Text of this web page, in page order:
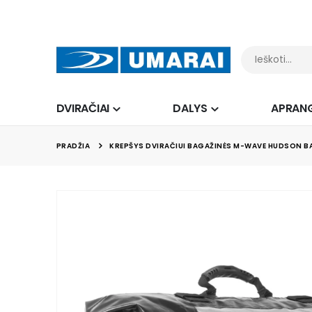
DVIRAČIAI DALYS
PRADŽIA KREPŠYS DVIRAČIUI BAGAŽINĖS M-WAVE HUDSON
images